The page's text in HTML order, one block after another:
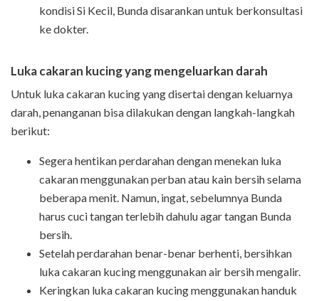
kondisi Si Kecil, Bunda disarankan untuk berkonsultasi
ke dokter.
Luka cakaran kucing yang mengeluarkan darah
Untuk luka cakaran kucing yang disertai dengan keluarnya
darah, penanganan bisa dilakukan dengan langkah-langkah
berikut:
Segera hentikan perdarahan dengan menekan luka
cakaran menggunakan perban atau kain bersih selama
beberapa menit. Namun, ingat, sebelumnya Bunda
harus cuci tangan terlebih dahulu agar tangan Bunda
bersih.
Setelah perdarahan benar-benar berhenti, bersihkan
luka cakaran kucing menggunakan air bersih mengalir.
Keringkan luka cakaran kucing menggunakan handuk